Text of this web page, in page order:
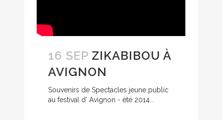
16 SEP ZIKABIBOU À
AVIGNON
Souvenirs de Spectacles jeune public
au festival d’ Avignon - été 2014...